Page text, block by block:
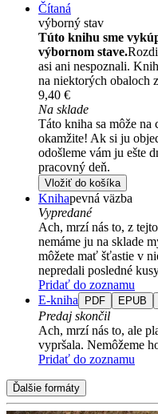
Čítaná
výborný stav
Túto knihu sme
výbornom stave.
asi ani nespoznali.
na niektorých obaloch
9,40 €
Na sklade
Táto kniha sa môže
okamžite! Ak si ju
odošleme vám ju ešte
pracovný deň.
Vložiť do košíka
Knihapevná väzba
Vypredané
Ach, mrzí nás to, z
nemáme ju na sklade
môžete mať šťastie v
nepredali posledné
Pridať do zoznamu
E-kniha
PDF EPUB
Predaj skončil
Ach, mrzí nás to, ale
vypršala. Nemôžeme
Pridať do zoznamu
Ďalšie formáty